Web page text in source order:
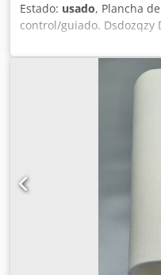
Estado: usado, Plancha
control/guiado. Dsdozqzy
Anchura: 700 mm
940 mm Peso: 0,8